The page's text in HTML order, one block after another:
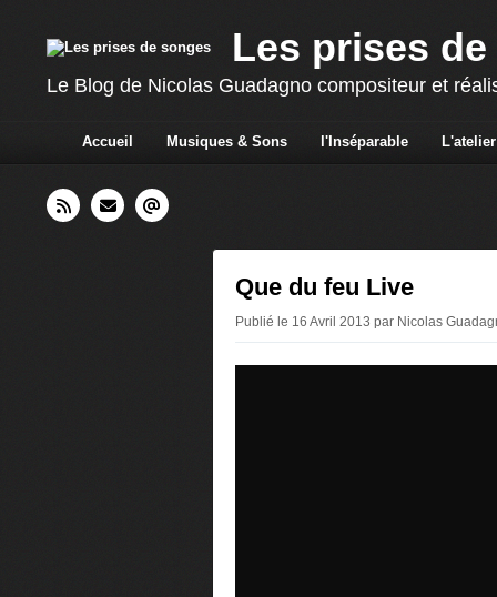
Les prises
Le Blog de Nicolas Guadagno compositeur et
Accueil Musiques & Sons l'Inséparable L'atelier
Que du feu Live
Publié le 16 Avril 2013 par Nicolas